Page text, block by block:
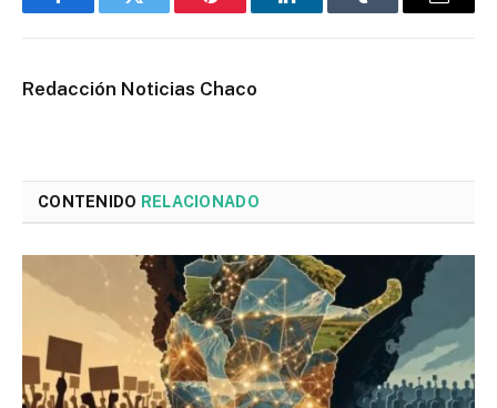
FacebookTwitter Pinterest LinkedInTumblr Email
Redacción Noticias Chaco
CONTENIDO RELACIONADO